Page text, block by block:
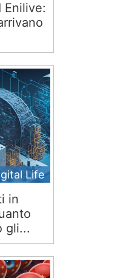
Enilive:
Life
in
gli...